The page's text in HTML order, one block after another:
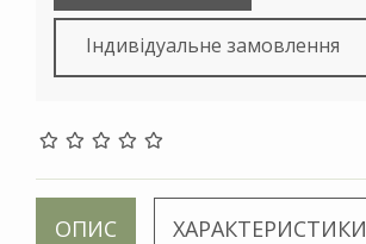
Індивідуальне замовлення
ОПИС ХАРАКТЕРИСТИКИ